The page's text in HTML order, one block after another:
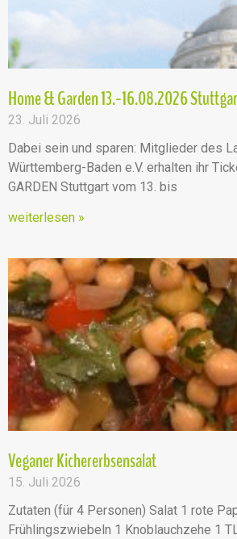
Home & Garden 13.-16.08.2026
23. Juli 2026
Dabei sein und sparen: Mitglieder des
Württemberg-Baden e.V. erhalten ihr
GARDEN Stuttgart vom 13. bis
weiterlesen »
Veganer Kichererbsensalat
15. Juli 2026
Zutaten (für 4 Personen) Salat 1 rote
Frühlingszwiebeln 1 Knoblauchzehe 1